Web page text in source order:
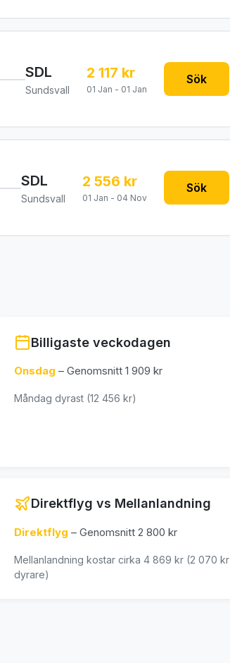
SDL
Sundsvall
2 117 kr
01 Jan - 01 Jan
Sök
SDL
Sundsvall
2 556 kr
01 Jan - 04 Nov
Sök
Billigaste veckodagen
Onsdag – Genomsnitt 1 909 kr
Måndag dyrast (12 456 kr)
Direktflyg vs Mellanlandning
Direktflyg – Genomsnitt 2 800 kr
Mellanlandning kostar cirka 4 869 kr (2 070 kr
dyrare)